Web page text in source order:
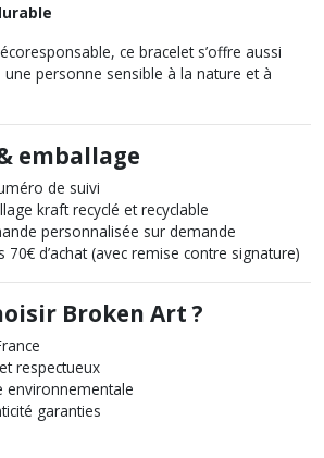
ce bracelet s’offre aussi
une personne sensible à la nature et à
emballage
de suivi
kraft recyclé et recyclable
personnalisée sur demande
d’achat (avec remise contre signature)
Broken Art ?
respectueux
environnementale
garanties